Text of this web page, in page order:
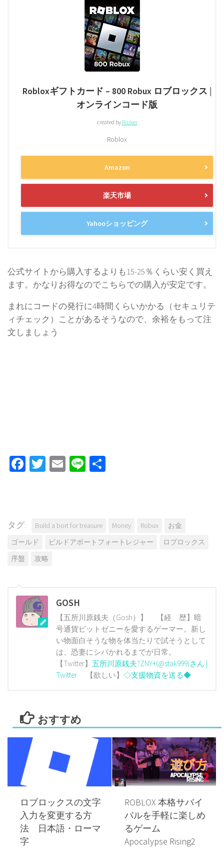
Robloxギフトカード – 800 Robux ロブロックス |
オンラインコード版
created by Rinker
Roblox
Amazon
楽天市場
Yahooショッピング
公式サイトから購入するよりも15-25％くらい安く買え
ます。かなりお得なのでこちらでの購入が安定です。
まれにコードの発行に4時間くらいかかる（セキュリテ
ィチェック）ことがあるそうなので、余裕をもって注
文しましょう
Facebook
Twitter
Email
Line
タグ: Build a bort for treasure Money Robux
お金
ゴールド
ビルドアボートフォートレジャー
ロブロックス
序盤
攻略
GOSH
【五所川原銭夫（Gosh）】 【経 歴】暗
号通貨ビットゼニーを愛するゲーマー。新し
い物面白そうな物を体当たりで試そうとして
は、恐妻にシバかれるまでが日常。
【Twitter】 五所川原銭夫?ZNY+(@stak999)さん |
Twitter 【欲しい】 ◇支援物資を送る◆
おすすめ
ロブロックスの文字
入力を変更する方
法 日本語・ローマ
字
ROBLOX 本格サバイ
バルを手軽に楽しめ
るゲーム
Apocalypse Rising2